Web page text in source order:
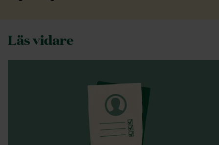
Läs vidare